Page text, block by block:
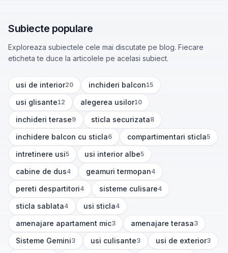
Subiecte populare
Exploreaza subiectele cele mai discutate pe blog. Fiecare
eticheta te duce la articolele pe acelasi subiect.
usi de interior
(20 articole) 20 inchideri balcon
(15articole) 15
usi glisante
(12articole)12 alegerea usilor
(10articole) 10
inchideri terase
(9articole) 9 sticla securizata
(8articole) 8
inchidere balcon cu sticla
(6articole) 6 compartimentari sticla
(5articole) 5
intretinere usi
(5articole) 5 usi interior albe
(5articole) 5
cabine de dus
(4articole) 4 geamuri termopan
(4articole) 4
pereti despartitori
(4articole) 4 sisteme culisare
(4articole) 4
sticla sablata
(4articole) 4 usi sticla
(4articole)
4
amenajare apartament mic
(3articole) 3 amenajare terasa
(3articole) 3
Sisteme Gemini
(3articole) 3 usi culisante
(3articole) 3 usi de exterior
(3articole) 3